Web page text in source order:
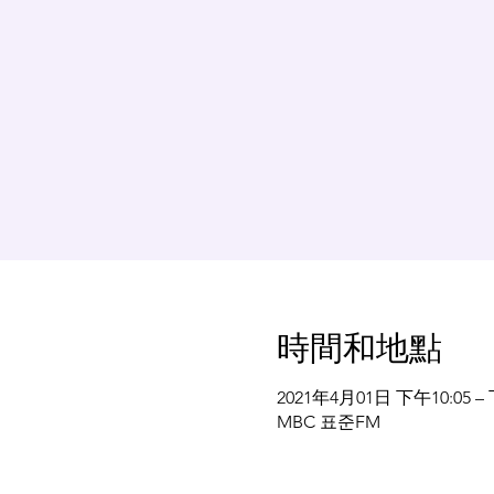
時間和地點
2021年4月01日 下午10:05 –
MBC 표준FM